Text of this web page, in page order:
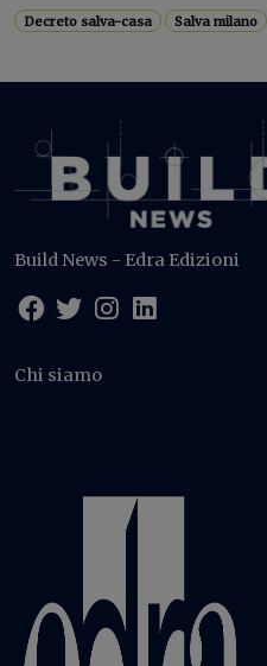
Decreto salva-casa Salva milano
Build News - Edra Edizioni
Chi siamo